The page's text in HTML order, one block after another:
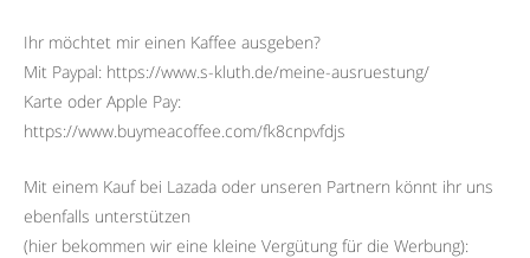
Ihr möchtet mir einen Kaffee ausgeben?
Mit Paypal: https://www.s-kluth.de/meine-ausruestung/
Karte oder Apple Pay:
https://www.buymeacoffee.com/fk8cnpvfdjs
Mit einem Kauf bei Lazada oder unseren Partnern könnt ihr uns
ebenfalls unterstützen
(hier bekommen wir eine kleine Vergütung für die Werbung):